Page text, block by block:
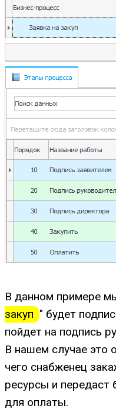
В данном примере
закуп " будет
пойдет на подпись
В нашем случае это
чего снабженец
ресурсы и передаст
для оплаты.